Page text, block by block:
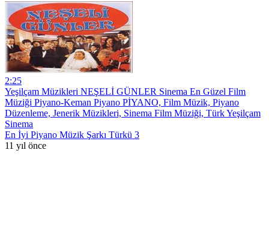
2:25
Yeşilçam Müzikleri NEŞELİ GÜNLER Sinema En Güzel Film
Müziği Piyano-Keman Piyano PİYANO, Film Müzik, Piyano
Düzenleme, Jenerik Müzikleri, Sinema Film Müziği, Türk Yeşilçam
Sinema
En İyi Piyano Müzik Şarkı Türkü 3
11 yıl önce